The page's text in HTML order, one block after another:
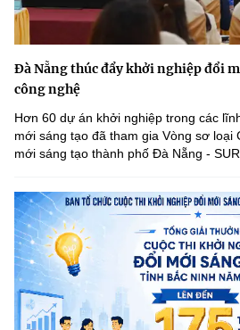
Đà Nẵng thúc đẩy khởi nghiệp đổi
công nghệ
Hơn 60 dự án khởi nghiệp trong các
mới sáng tạo đã tham gia Vòng sơ loại
mới sáng tạo thành phố Đà Nẵng -